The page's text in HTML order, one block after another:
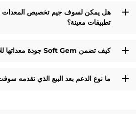
تطبيقات معينة؟
كيف تضمن Soft Gem جودة معداتها للألياف الاصطناعية؟
ما نوع الدعم بعد البيع الذي تقدمه